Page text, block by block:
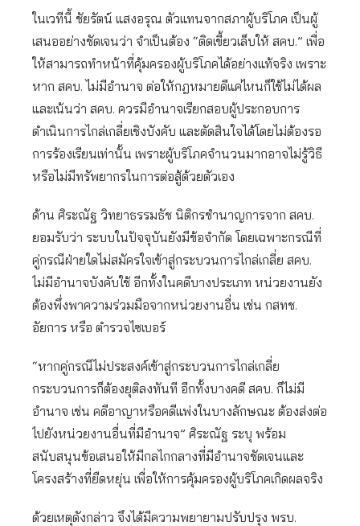
ในเวทีนี้ ชัยรัตน์ แสงอรุณ ตัวแทนจากสภาผู้บริโภค เป็นผู้
เสนออย่างชัดเจนว่า จำเป็นต้อง “ติดเขี้ยวเล็บให้ สคบ.” เพื่อ
ให้สามารถทำหน้าที่คุ้มครองผู้บริโภคได้อย่างแท้จริง เพราะ
หาก สคบ. ไม่มีอำนาจ ต่อให้กฎหมายดีแค่ไหนก็ใช้ไม่ได้ผล
และเน้นว่า สคบ. ควรมีอำนาจเรียกสอบผู้ประกอบการ
ดำเนินการไกล่เกลี่ยเชิงบังคับ และตัดสินใจได้โดยไม่ต้องรอ
การร้องเรียนเท่านั้น เพราะผู้บริโภคจำนวนมากอาจไม่รู้วิธี
หรือไม่มีทรัพยากรในการต่อสู้ด้วยตัวเอง
ด้าน ศิระณัฐ วิทยาธรรมธัช นิติกรชำนาญการจาก สคบ.
ยอมรับว่า ระบบในปัจจุบันยังมีข้อจำกัด โดยเฉพาะกรณีที่
คู่กรณีฝ่ายใดไม่สมัครใจเข้าสู่กระบวนการไกล่เกลี่ย สคบ.
ไม่มีอำนาจบังคับใช้ อีกทั้งในคดีบางประเภท หน่วยงานยัง
ต้องพึ่งพาความร่วมมือจากหน่วยงานอื่น เช่น กสทช.
อัยการ หรือ ตำรวจไซเบอร์
“หากคู่กรณีไม่ประสงค์เข้าสู่กระบวนการไกล่เกลี่ย
กระบวนการก็ต้องยุติลงทันที อีกทั้งบางคดี สคบ. ก็ไม่มี
อำนาจ เช่น คดีอาญาหรือคดีแพ่งในบางลักษณะ ต้องส่งต่อ
ไปยังหน่วยงานอื่นที่มีอำนาจ” ศิระณัฐ ระบุ พร้อม
สนับสนุนข้อเสนอให้มีกลไกกลางที่มีอำนาจชัดเจนและ
โครงสร้างที่ยืดหยุ่น เพื่อให้การคุ้มครองผู้บริโภคเกิดผลจริง
ด้วยเหตุดังกล่าว จึงได้มีความพยายามปรับปรุง พรบ.